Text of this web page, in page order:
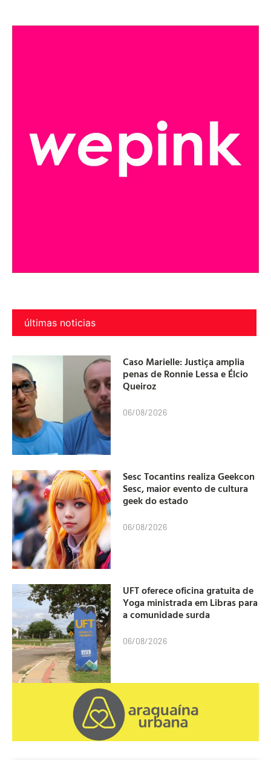
últimas noticias
Caso Marielle: Justiça amplia
penas de Ronnie Lessa e Élcio
Queiroz
06/08/2026
Sesc Tocantins realiza Geekcon
Sesc, maior evento de cultura
geek do estado
06/08/2026
UFT oferece oficina gratuita de
Yoga ministrada em Libras para
a comunidade surda
06/08/2026